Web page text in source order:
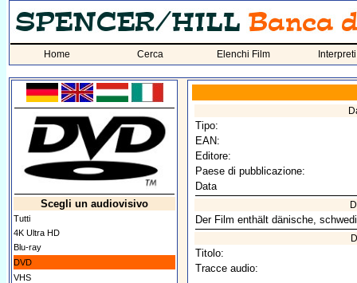
Home Cerca Elenchi Film Interpreti
Scegli un audiovisivo
Tutti
4K Ultra HD
Blu-ray
DVD
VHS
Tipo:
EAN:
Editore:
Paese di pubblicazione:
Data
Der Film enthält dänische,
Titolo:
Tracce audio: